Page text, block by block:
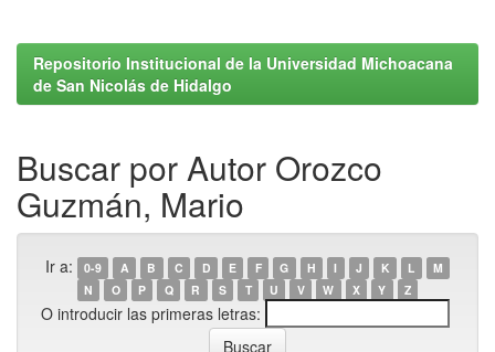
Repositorio Institucional de la Universidad Michoacana
de San Nicolás de Hidalgo
Buscar por Autor Orozco
Guzmán, Mario
Ir a: 0-9 A B C D E F G H I J K L
M
N
O P Q R S T U V W X Y Z
O introducir las primeras letras: